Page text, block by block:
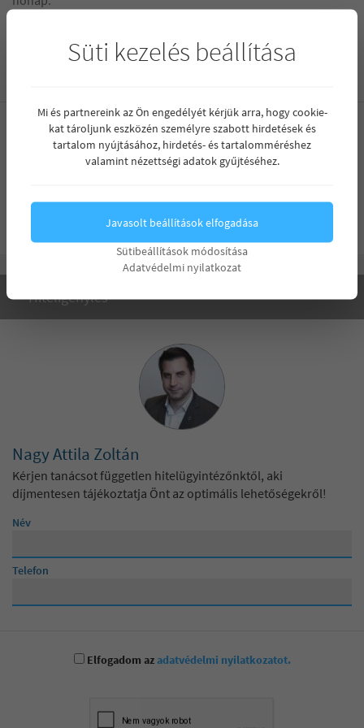
Bővebb információért forduljon hozzám bizalommal!
Projekt
Hiteligénylés
Nagy Attila Zoltán
Kérjen tanácsot független hitelügyintézőnktől, aki
díjmentesen tájékoztatja Önt az optimális lehetőségekről!
Név
Telefon
Elfogadom az adatvédelmi nyilatkozatot.
Süti kezelés beállítása
Mi és partnereink az Ön engedélyét kérjük arra, hogy cookie-
kat tároljunk eszközén személyre szabott hirdetések és
tartalom nyújtásához, hirdetés- és tartalomméréshez
valamint nézettségi adatok gyűjtéséhez.
Javasolt beállítások elfogadása
Sütibeállítások módosítása
Adatvédelmi nyilatkozat